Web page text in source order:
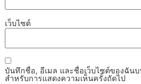
เว็บไซต์
บันทึกชื่อ, อีเมล และชื่อเว็บไซต์ของฉันบ
สำหรับการแสดงความเห็นครั้งถัดไป